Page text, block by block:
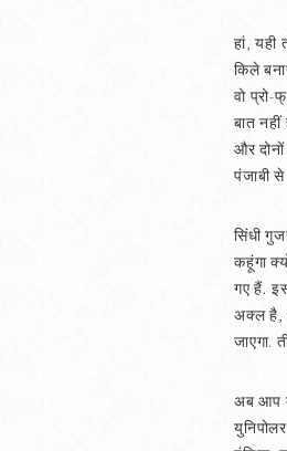
हां, यही
किले
वो प्रो-
बात
और
पंजाबी से
सिंधी
कहूंगा
गए हैं.
अक्ल है,
जाएगा.
अब आप